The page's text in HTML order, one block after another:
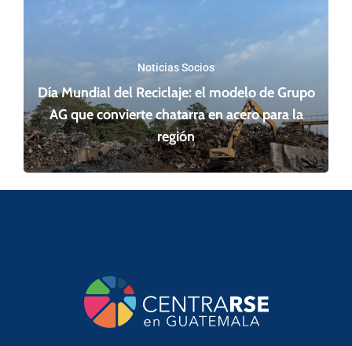
Noticias Socios
Día Mundial del Reciclaje: el modelo de Grupo
AG que convierte chatarra en acero para la
región